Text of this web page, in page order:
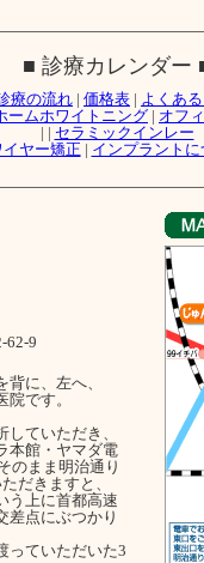
■ 診療カレンダー
療の流れ | 価格表 | よくあ
ームホワイトニング | オフ
| | セラミックインレー
イヤー矯正 | インプラントに
62-9
に、左へ、
です。
ていただき、
本館・ヤマダ電
のまま明治通り
だきますと、
う上に首都高速
差点にぶつかり
っていただいた3